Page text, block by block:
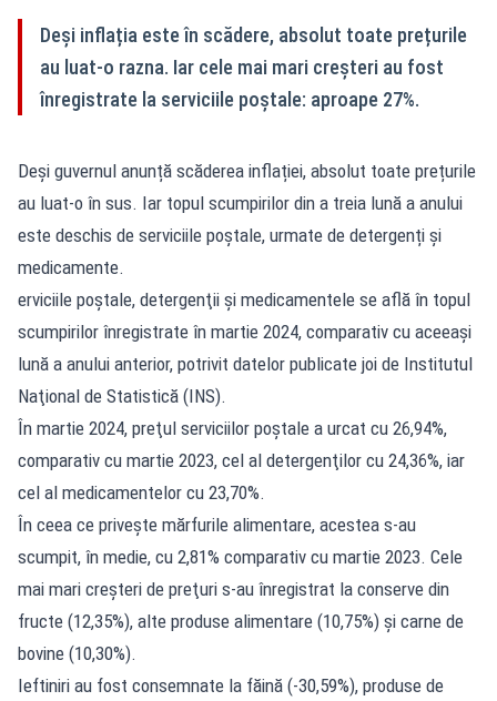
Deși inflația este în scădere, absolut toate prețurile
au luat-o razna. Iar cele mai mari creșteri au fost
înregistrate la serviciile poștale: aproape 27%.
Deși guvernul anunță scăderea inflației, absolut toate prețurile
au luat-o în sus. Iar topul scumpirilor din a treia lună a anului
este deschis de serviciile poștale, urmate de detergenți și
medicamente.
erviciile poştale, detergenţii şi medicamentele se află în topul
scumpirilor înregistrate în martie 2024, comparativ cu aceeaşi
lună a anului anterior, potrivit datelor publicate joi de Institutul
Naţional de Statistică (INS).
În martie 2024, preţul serviciilor poştale a urcat cu 26,94%,
comparativ cu martie 2023, cel al detergenţilor cu 24,36%, iar
cel al medicamentelor cu 23,70%.
În ceea ce priveşte mărfurile alimentare, acestea s-au
scumpit, în medie, cu 2,81% comparativ cu martie 2023. Cele
mai mari creşteri de preţuri s-au înregistrat la conserve din
fructe (12,35%), alte produse alimentare (10,75%) şi carne de
bovine (10,30%).
Ieftiniri au fost consemnate la făină (-30,59%), produse de